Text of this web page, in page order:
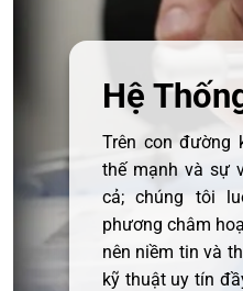
Hệ
Trên con đường
thế mạnh và sự
cả; chúng tôi
phương châm
nên niềm tin và
kỹ thuật uy tín